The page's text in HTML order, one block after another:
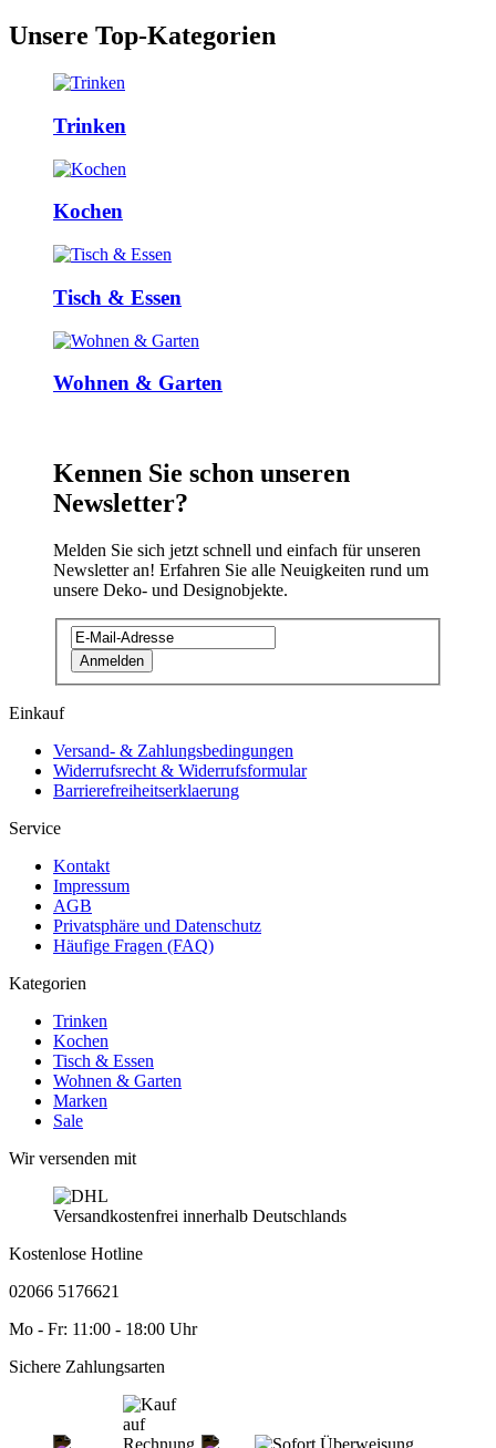
Unsere Top-Kategorien
Trinken
Kochen
Tisch & Essen
Wohnen & Garten
Kennen Sie schon unseren
Newsletter?
Melden Sie sich jetzt schnell und einfach für unseren
Newsletter an! Erfahren Sie alle Neuigkeiten rund um
unsere Deko- und Designobjekte.
Anmelden
Einkauf
Versand- & Zahlungsbedingungen
Widerrufsrecht & Widerrufsformular
Barrierefreiheitserklaerung
Service
Kontakt
Impressum
AGB
Privatsphäre und Datenschutz
Häufige Fragen (FAQ)
Kategorien
Trinken
Kochen
Tisch & Essen
Wohnen & Garten
Marken
Sale
Wir versenden mit
Versandkostenfrei innerhalb Deutschlands
Kostenlose Hotline
02066 5176621
Mo - Fr: 11:00 - 18:00 Uhr
Sichere Zahlungsarten